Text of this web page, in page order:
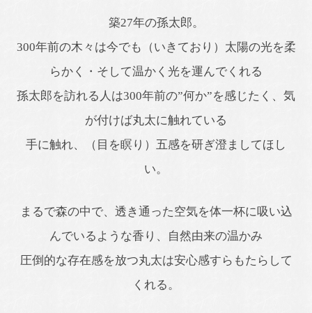
築27年の孫太郎。
300年前の木々は今でも（いきており）太陽の光を柔
らかく・そして温かく光を運んでくれる
孫太郎を訪れる人は300年前の”何か”を感じたく、気
が付けば丸太に触れている
手に触れ、（目を瞑り）五感を研ぎ澄ましてほし
い。
まるで森の中で、透き通った空気を体一杯に吸い込
んでいるような香り、自然由来の温かみ
圧倒的な存在感を放つ丸太は安心感すらもたらして
くれる。